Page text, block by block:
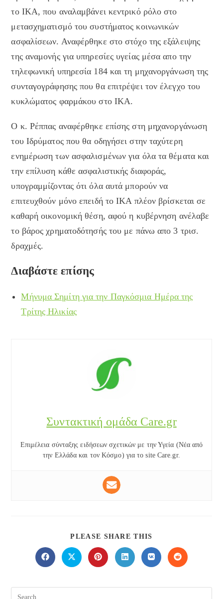
το ΙΚΑ, που αναλαμβάνει κεντρικό ρόλο στο
μετασχηματισμό του συστήματος κοινωνικών
ασφαλίσεων. Αναφέρθηκε στο στόχο της εξάλειψης
της αναμονής για υπηρεσίες υγείας μέσα απο την
τηλεφωνική υπηρεσία 184 και τη μηχανοργάνωση της
συνταγογράφησης που θα επιτρέψει τον έλεγχο του
κυκλώματος φαρμάκου στο ΙΚΑ.
Ο κ. Ρέππας αναφέρθηκε επίσης στη μηχανοργάνωση
του Ιδρύματος που θα οδηγήσει στην ταχύτερη
ενημέρωση των ασφαλισμένων για όλα τα θέματα και
την επίλυση κάθε ασφαλιστικής διαφοράς,
υπογραμμίζοντας ότι όλα αυτά μπορούν να
επιτευχθούν μόνο επειδή το ΙΚΑ πλέον βρίσκεται σε
καθαρή οικονομική θέση, αφού η κυβέρνηση ανέλαβε
το βάρος χρηματοδότησής του με πάνω απο 3 τρισ.
δραχμές.
Διαβάστε επίσης
Μήνυμα Σημίτη για την Παγκόσμια Ημέρα της
Τρίτης Ηλικίας
Συντακτική ομάδα Care.gr
Επιμέλεια σύνταξης ειδήσεων σχετικών με την Υγεία (Νέα από
την Ελλάδα και τον Κόσμο) για το site Care.gr.
PLEASE SHARE THIS
THIS
CONTENT
Opens
in
window
Opens
in
window
Opens
in
window
Opens
in
window
Opens
in
window
Opens
in
window